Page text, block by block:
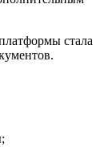
стала